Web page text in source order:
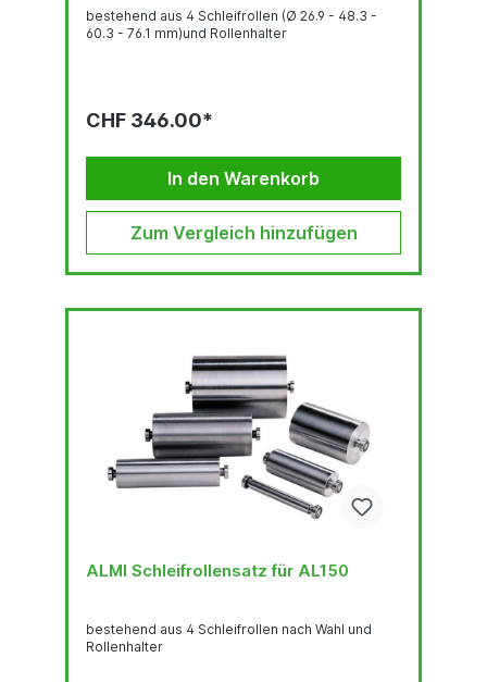
bestehend aus 4 Schleifrollen (Ø 26.9 - 48.3 -
60.3 - 76.1 mm)und Rollenhalter
CHF 346.00*
In den Warenkorb
Zum Vergleich hinzufügen
ALMI Schleifrollensatz für AL150
bestehend aus 4 Schleifrollen nach Wahl und
Rollenhalter